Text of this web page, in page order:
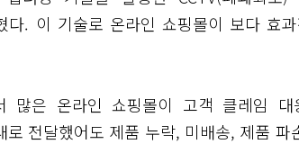
다. 이 기술로 온라인 쇼핑몰이 보다 효
많은 온라인 쇼핑몰이 고객 클레임
전달했어도 제품 누락, 미배송, 제품